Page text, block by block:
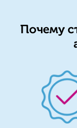
Почему